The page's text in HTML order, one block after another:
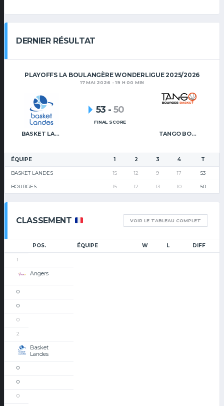
DERNIER RÉSULTAT
PLAYOFFS LA BOULANGÈRE WONDERLIGUE 2025/2026
17 MAI 2026 - 19 H 00 MIN
BASKET LANDES TANGO BOURGES BASKET
53 - 50
FINAL SCORE
ÉQUIPE 1 2 3 4 T
BASKET LANDES 15 12 9 17 53
BOURGES 15 12 13 10 50
CLASSEMENT VOIR LE TABLEAU COMPLET
POS. ÉQUIPE W L DIFF
1
Angers
0
0
0
2
Basket
Landes
0
0
0